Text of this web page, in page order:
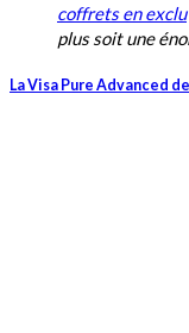
coffrets en exclu
plus soit une
La Visa Pure Advanced